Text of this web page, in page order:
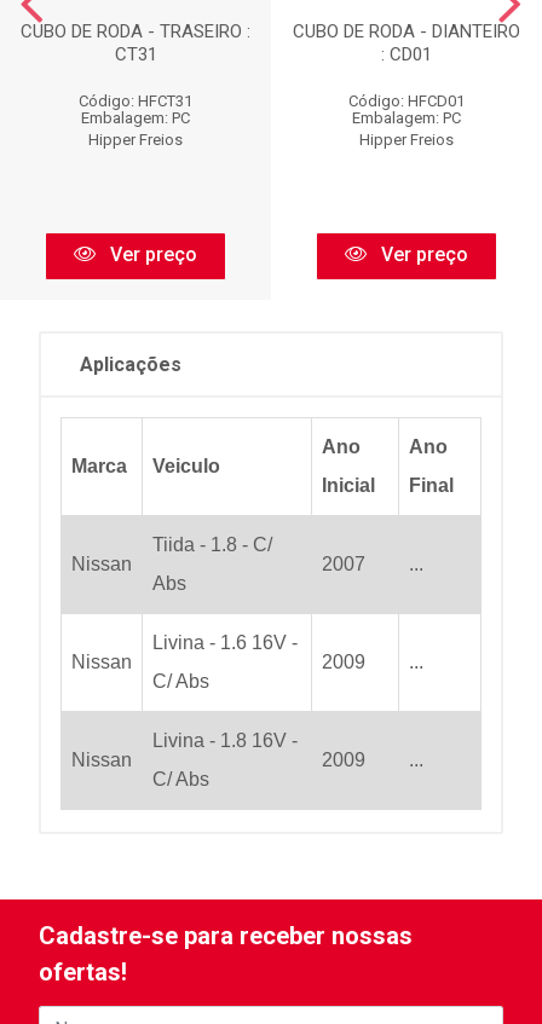
CUBO DE RODA - TRASEIRO :
CT31
Código: HFCT31
Embalagem: PC
Hipper Freios
Ver preço
CUBO DE RODA - DIANTEIRO
: CD01
Código: HFCD01
Embalagem: PC
Hipper Freios
Ver preço
Aplicações
Marca Veiculo
Ano
Inicial
Ano
Final
Nissan
Tiida - 1.8 - C/
Abs
2007 ...
Nissan
Livina - 1.6 16V -
C/ Abs
2009 ...
Nissan
Livina - 1.8 16V -
C/ Abs
2009 ...
Cadastre-se para receber nossas
ofertas!